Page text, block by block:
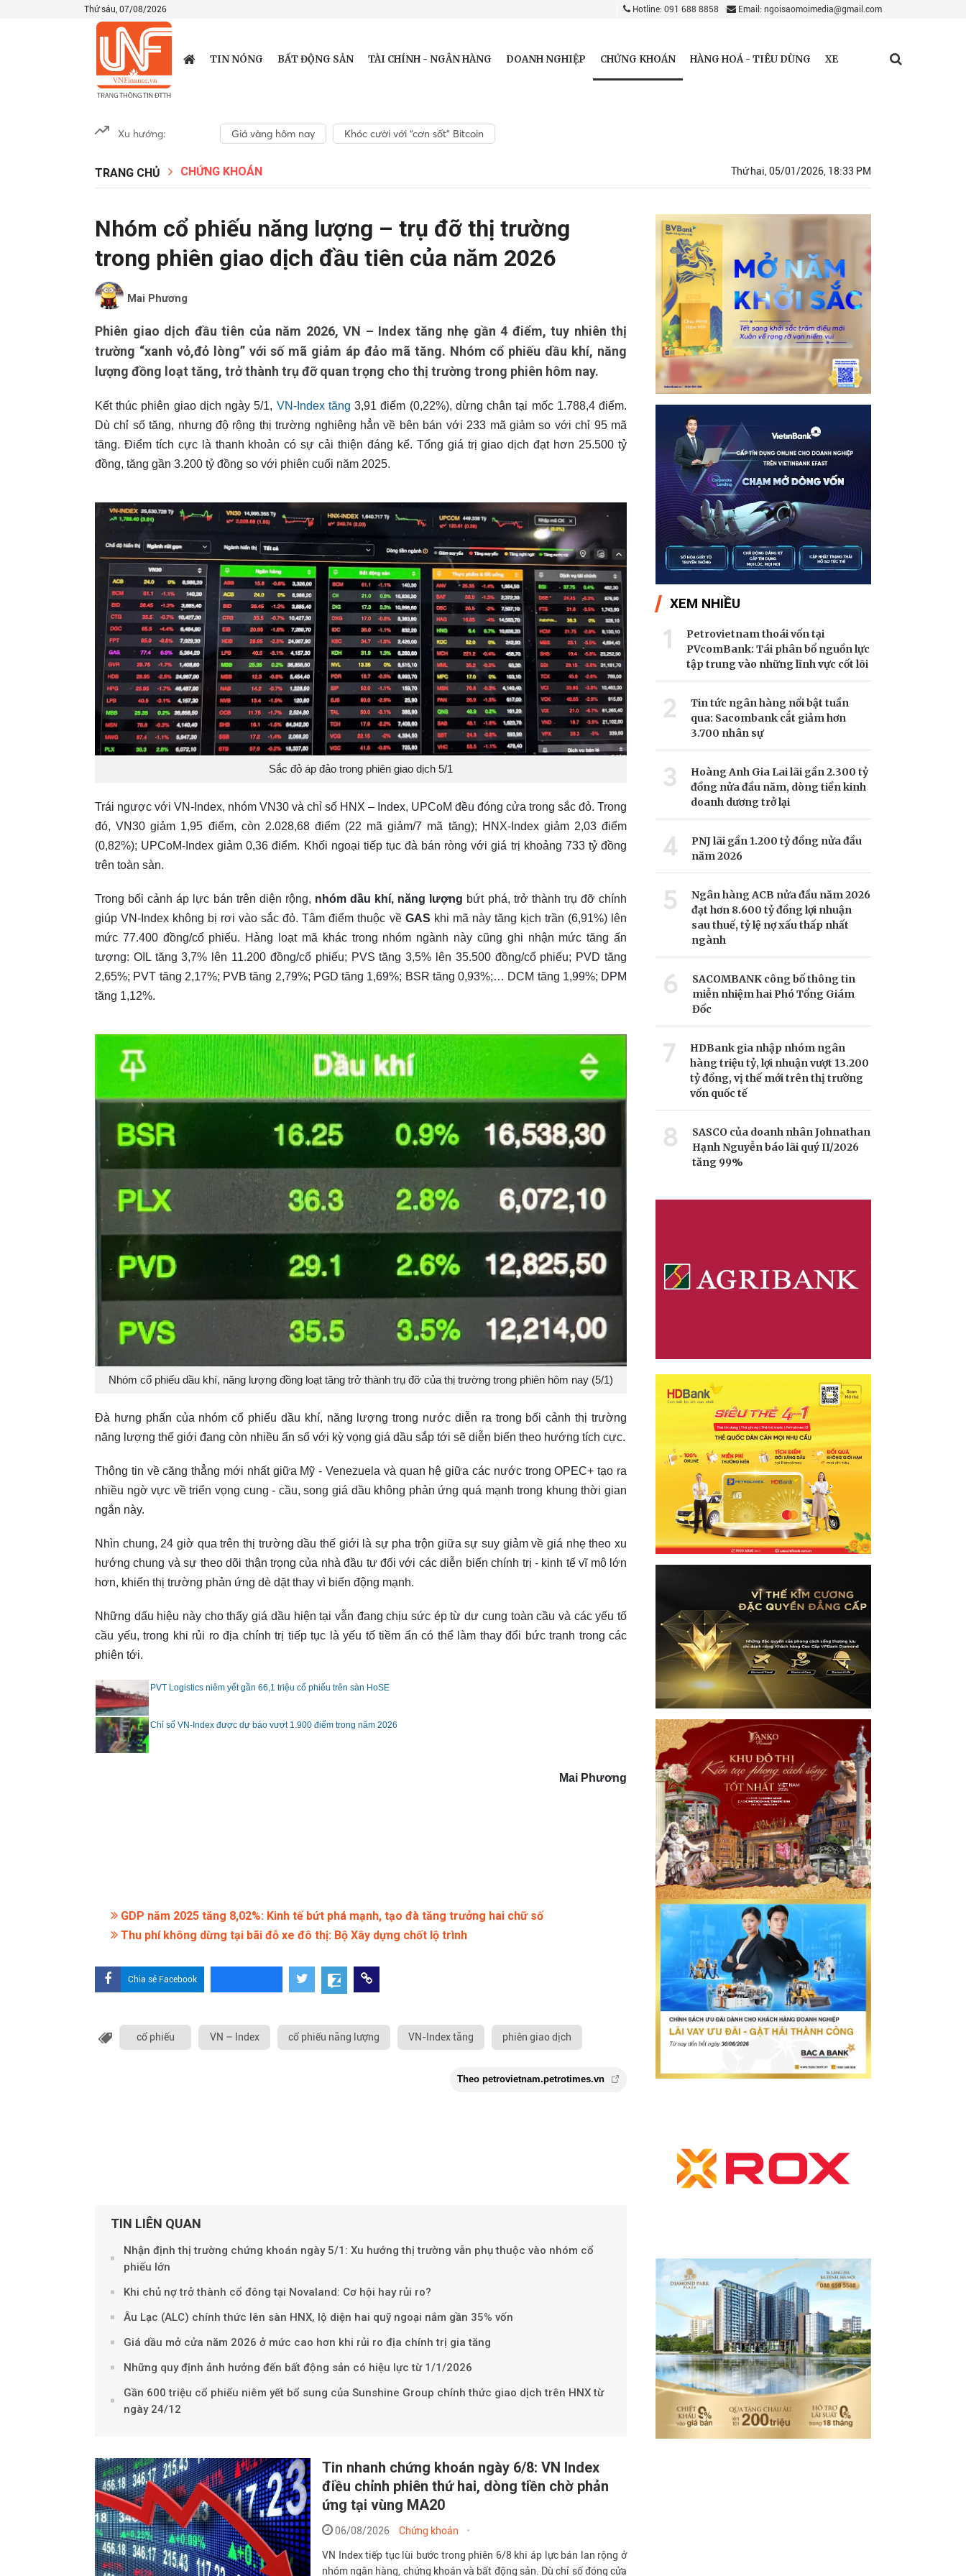
Thứ sáu, 07/08/2026 Hotline: 091 688 8858 Email: ngoisaomoimedia@gmail.com
TIN NÓNG BẤT ĐỘNG SẢN TÀI CHÍNH - NGÂN HÀNG DOANH NGHIỆP CHỨNG KHOÁN HÀNG HOÁ - TIÊU DÙNG XE
Xu hướng: Giá vàng hôm nay Khóc cười với “cơn sốt” Bitcoin
TRANG CHỦ CHỨNG KHOÁN Thứ hai, 05/01/2026, 18:33 PM
Nhóm cổ phiếu năng lượng – trụ đỡ thị trường
trong phiên giao dịch đầu tiên của năm 2026
Mai Phương
Phiên giao dịch đầu tiên của năm 2026, VN – Index tăng nhẹ gần 4 điểm, tuy nhiên thị
trường “xanh vỏ,đỏ lòng” với số mã giảm áp đảo mã tăng. Nhóm cổ phiếu dầu khí, năng
lượng đồng loạt tăng, trở thành trụ đỡ quan trọng cho thị trường trong phiên hôm nay.
Kết thúc phiên giao dịch ngày 5/1, VN-Index tăng 3,91 điểm (0,22%), dừng chân tại mốc 1.788,4 điểm.
Dù chỉ số tăng, nhưng độ rộng thị trường nghiêng hẳn về bên bán với 233 mã giảm so với chỉ 95 mã
tăng. Điểm tích cực là thanh khoản có sự cải thiện đáng kể. Tổng giá trị giao dịch đạt hơn 25.500 tỷ
đồng, tăng gần 3.200 tỷ đồng so với phiên cuối năm 2025.
Sắc đỏ áp đảo trong phiên giao dịch 5/1
Trái ngược với VN-Index, nhóm VN30 và chỉ số HNX – Index, UPCoM đều đóng cửa trong sắc đỏ. Trong
đó, VN30 giảm 1,95 điểm, còn 2.028,68 điểm (22 mã giảm/7 mã tăng); HNX-Index giảm 2,03 điểm
(0,82%); UPCoM-Index giảm 0,36 điểm. Khối ngoại tiếp tục đà bán ròng với giá trị khoảng 733 tỷ đồng
trên toàn sàn.
Trong bối cảnh áp lực bán trên diện rộng, nhóm dầu khí, năng lượng bứt phá, trở thành trụ đỡ chính
giúp VN-Index không bị rơi vào sắc đỏ. Tâm điểm thuộc về GAS khi mã này tăng kịch trần (6,91%) lên
mức 77.400 đồng/cổ phiếu. Hàng loạt mã khác trong nhóm ngành này cũng ghi nhận mức tăng ấn
tượng: OIL tăng 3,7% lên 11.200 đồng/cổ phiếu; PVS tăng 3,5% lên 35.500 đồng/cổ phiếu; PVD tăng
2,65%; PVT tăng 2,17%; PVB tăng 2,79%; PGD tăng 1,69%; BSR tăng 0,93%;… DCM tăng 1,99%; DPM
tăng 1,12%.
Nhóm cổ phiếu dầu khí, năng lượng đồng loạt tăng trở thành trụ đỡ của thị trường trong phiên hôm nay (5/1)
Đà hưng phấn của nhóm cổ phiếu dầu khí, năng lượng trong nước diễn ra trong bối cảnh thị trường
năng lượng thế giới đang còn nhiều ẩn số với kỳ vọng giá dầu sắp tới sẽ diễn biến theo hướng tích cực.
Thông tin về căng thẳng mới nhất giữa Mỹ - Venezuela và quan hệ giữa các nước trong OPEC+ tạo ra
nhiều ngờ vực về triển vọng cung - cầu, song giá dầu không phản ứng quá mạnh trong khung thời gian
ngắn này.
Nhìn chung, 24 giờ qua trên thị trường dầu thế giới là sự pha trộn giữa sự suy giảm về giá nhẹ theo xu
hướng chung và sự theo dõi thận trọng của nhà đầu tư đối với các diễn biến chính trị - kinh tế vĩ mô lớn
hơn, khiến thị trường phản ứng dè dặt thay vì biến động mạnh.
Những dấu hiệu này cho thấy giá dầu hiện tại vẫn đang chịu sức ép từ dư cung toàn cầu và các yếu tố
cầu yếu, trong khi rủi ro địa chính trị tiếp tục là yếu tố tiềm ẩn có thể làm thay đổi bức tranh trong các
phiên tới.
PVT Logistics niêm yết gần 66,1 triệu cổ phiếu trên sàn HoSE
Chỉ số VN-Index được dự báo vượt 1.900 điểm trong năm 2026
Mai Phương
GDP năm 2025 tăng 8,02%: Kinh tế bứt phá mạnh, tạo đà tăng trưởng hai chữ số
Thu phí không dừng tại bãi đỗ xe đô thị: Bộ Xây dựng chốt lộ trình
Chia sẻ Facebook
cổ phiếu VN – Index cổ phiếu năng lượng VN-Index tăng phiên giao dịch
Theo petrovietnam.petrotimes.vn
TIN LIÊN QUAN
Nhận định thị trường chứng khoán ngày 5/1: Xu hướng thị trường vẫn phụ thuộc vào nhóm cổ
phiếu lớn
Khi chủ nợ trở thành cổ đông tại Novaland: Cơ hội hay rủi ro?
Âu Lạc (ALC) chính thức lên sàn HNX, lộ diện hai quỹ ngoại nắm gần 35% vốn
Giá dầu mở cửa năm 2026 ở mức cao hơn khi rủi ro địa chính trị gia tăng
Những quy định ảnh hưởng đến bất động sản có hiệu lực từ 1/1/2026
Gần 600 triệu cổ phiếu niêm yết bổ sung của Sunshine Group chính thức giao dịch trên HNX từ
ngày 24/12
Tin nhanh chứng khoán ngày 6/8: VN Index
điều chỉnh phiên thứ hai, dòng tiền chờ phản
ứng tại vùng MA20
06/08/2026 Chứng khoán
VN Index tiếp tục lùi bước trong phiên 6/8 khi áp lực bán lan rộng ở
nhóm ngân hàng, chứng khoán và bất động sản. Dù chỉ số đóng cửa
XEM NHIỀU
1
Petrovietnam thoái vốn tại
PVcomBank: Tái phân bổ nguồn lực
tập trung vào những lĩnh vực cốt lõi
2
Tin tức ngân hàng nổi bật tuần
qua: Sacombank cắt giảm hơn
3.700 nhân sự
3
Hoàng Anh Gia Lai lãi gần 2.300 tỷ
đồng nửa đầu năm, dòng tiền kinh
doanh dương trở lại
4
PNJ lãi gần 1.200 tỷ đồng nửa đầu
năm 2026
5
Ngân hàng ACB nửa đầu năm 2026
đạt hơn 8.600 tỷ đồng lợi nhuận
sau thuế, tỷ lệ nợ xấu thấp nhất
ngành
6
SACOMBANK công bố thông tin
miễn nhiệm hai Phó Tổng Giám
Đốc
7
HDBank gia nhập nhóm ngân
hàng triệu tỷ, lợi nhuận vượt 13.200
tỷ đồng, vị thế mới trên thị trường
vốn quốc tế
8
SASCO của doanh nhân Johnathan
Hạnh Nguyễn báo lãi quý II/2026
tăng 99%